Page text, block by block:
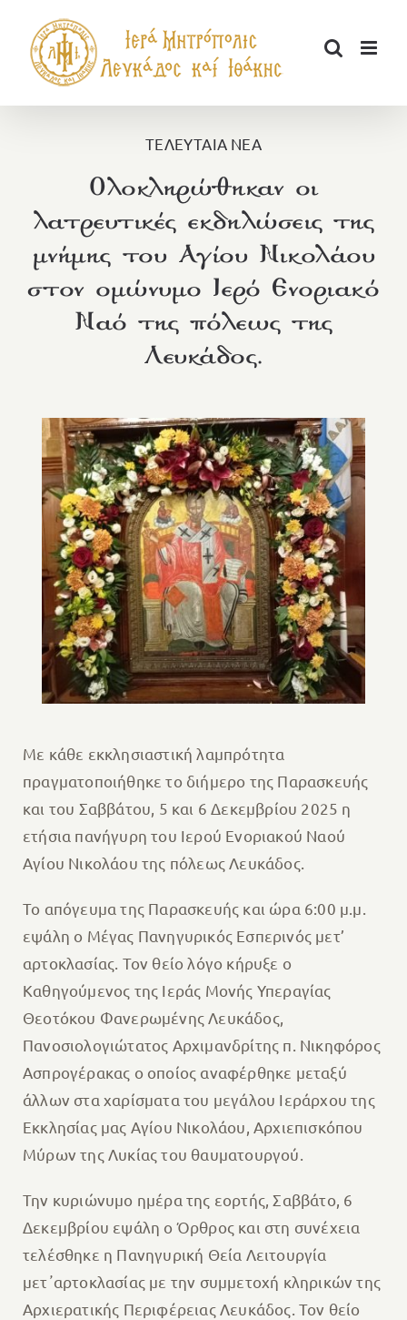
περιεχόμενο
ΤΕΛΕΥΤΑΙΑ ΝΕΑ
Ολοκληρώθηκαν οι
λατρευτικές εκδηλώσεις της
μνήμης του Αγίου Νικολάου
στον ομώνυμο Ιερό Ενοριακό
Ναό της πόλεως της
Λευκάδος.
Με κάθε εκκλησιαστική λαμπρότητα
πραγματοποιήθηκε το διήμερο της Παρασκευής
και του Σαββάτου, 5 και 6 Δεκεμβρίου 2025 η
ετήσια πανήγυρη του Ιερού Ενοριακού Ναού
Αγίου Νικολάου της πόλεως Λευκάδος.
Το απόγευμα της Παρασκευής και ώρα 6:00 μ.μ.
εψάλη ο Μέγας Πανηγυρικός Εσπερινός μετ’
αρτοκλασίας. Τον θείο λόγο κήρυξε ο
Καθηγούμενος της Ιεράς Μονής Υπεραγίας
Θεοτόκου Φανερωμένης Λευκάδος,
Πανοσιολογιώτατος Αρχιμανδρίτης π. Νικηφόρος
Ασπρογέρακας ο οποίος αναφέρθηκε μεταξύ
άλλων στα χαρίσματα του μεγάλου Ιεράρχου της
Εκκλησίας μας Αγίου Νικολάου, Αρχιεπισκόπου
Μύρων της Λυκίας του θαυματουργού.
Την κυριώνυμο ημέρα της εορτής, Σαββάτο, 6
Δεκεμβρίου εψάλη ο Όρθρος και στη συνέχεια
τελέσθηκε η Πανηγυρική Θεία Λειτουργία
μετ᾽αρτοκλασίας με την συμμετοχή κληρικών της
Αρχιερατικής Περιφέρειας Λευκάδος. Τον θείο